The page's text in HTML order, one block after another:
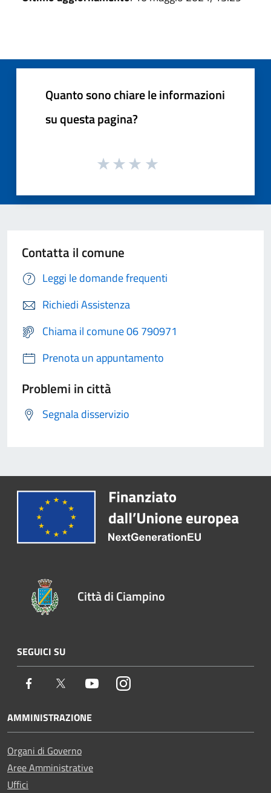
Quanto sono chiare le informazioni
su questa pagina?
Contatta il comune
Leggi le domande frequenti
Richiedi Assistenza
Chiama il comune 06 790971
Prenota un appuntamento
Problemi in città
Segnala disservizio
Città di Ciampino
SEGUICI SU
Facebook Twitter YoutubeInstagram
AMMINISTRAZIONE
Organi di Governo
Aree Amministrative
Uffici